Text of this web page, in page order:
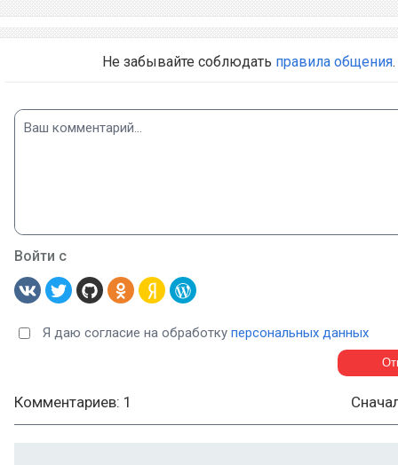
Не забывайте соблюдать правила общения.
Войти с
Я даю согласие на обработку персональных данных
Комментариев: 1